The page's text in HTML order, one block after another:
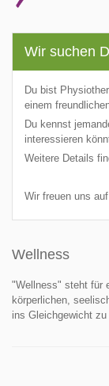
Wir suchen
Du bist
einem
Du kennst
interessieren
Weitere Details
Wir freuen uns
Wellness
"Wellness" steht für
körperlichen,
ins Gleichgewicht zu